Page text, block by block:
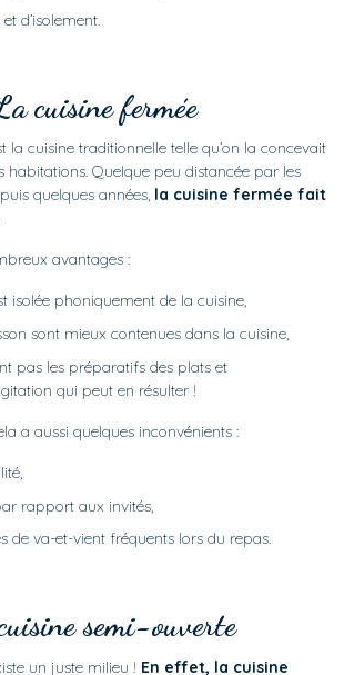
d’isolement.
cuisine fermée
la cuisine traditionnelle telle qu’on la concevait
habitations. Quelque peu distancée par les
quelques années, la cuisine fermée fait
avantages :
isolée phoniquement de la cuisine,
sont mieux contenues dans la cuisine,
pas les préparatifs des plats et
qui peut en résulter !
a aussi quelques inconvénients :
rapport aux invités,
de va-et-vient fréquents lors du repas.
semi-ouverte
un juste milieu ! En effet, la cuisine